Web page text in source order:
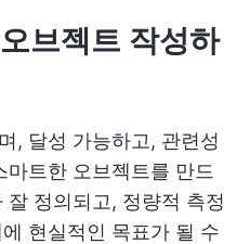
브젝트 작성하
, 달성 가능하고, 관련성
트한 오브젝트를 만드
정의되고, 정량적 측정
현실적인 목표가 될 수